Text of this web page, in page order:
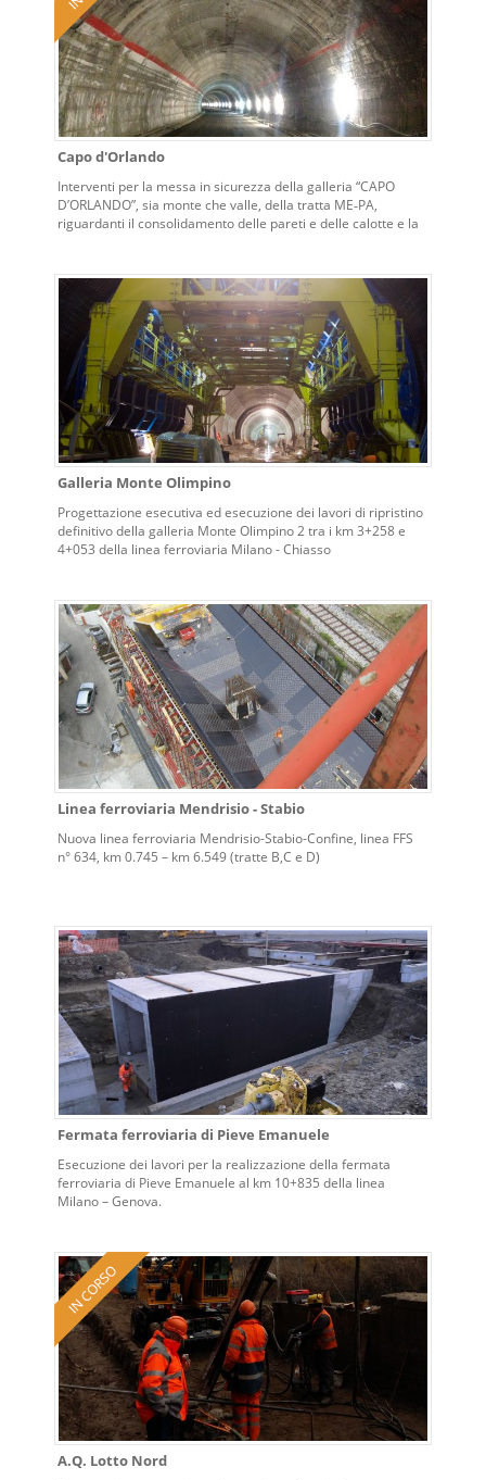
Capo d'Orlando
Interventi per la messa in sicurezza della galleria “CAPO
D’ORLANDO”, sia monte che valle, della tratta ME‐PA,
riguardanti il consolidamento delle pareti e delle calotte e la
antincendio e gestione automatizzata della galleria.
Galleria Monte Olimpino
Progettazione esecutiva ed esecuzione dei lavori di ripristino
definitivo della galleria Monte Olimpino 2 tra i km 3+258 e
4+053 della linea ferroviaria Milano - Chiasso
Linea ferroviaria Mendrisio - Stabio
Nuova linea ferroviaria Mendrisio-Stabio-Confine, linea FFS
n° 634, km 0.745 – km 6.549 (tratte B,C e D)
Fermata ferroviaria di Pieve Emanuele
Esecuzione dei lavori per la realizzazione della fermata
ferroviaria di Pieve Emanuele al km 10+835 della linea
Milano – Genova.
A.Q. Lotto Nord